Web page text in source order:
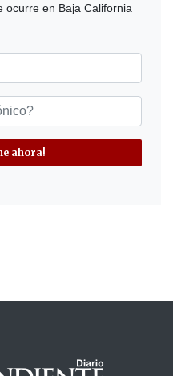
ocurre en Baja California
ahora!